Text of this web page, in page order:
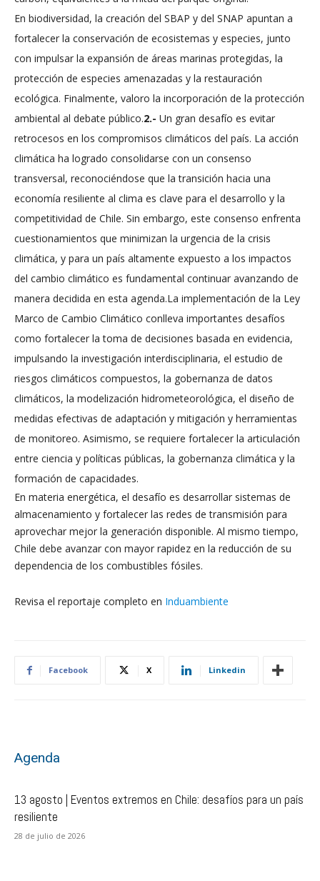
En biodiversidad, la creación del SBAP y del SNAP apuntan a
fortalecer la conservación de ecosistemas y especies, junto
con impulsar la expansión de áreas marinas protegidas, la
protección de especies amenazadas y la restauración
ecológica. Finalmente, valoro la incorporación de la protección
ambiental al debate público.2.- Un gran desafío es evitar
retrocesos en los compromisos climáticos del país. La acción
climática ha logrado consolidarse con un consenso
transversal, reconociéndose que la transición hacia una
economía resiliente al clima es clave para el desarrollo y la
competitividad de Chile. Sin embargo, este consenso enfrenta
cuestionamientos que minimizan la urgencia de la crisis
climática, y para un país altamente expuesto a los impactos
del cambio climático es fundamental continuar avanzando de
manera decidida en esta agenda.La implementación de la Ley
Marco de Cambio Climático conlleva importantes desafíos
como fortalecer la toma de decisiones basada en evidencia,
impulsando la investigación interdisciplinaria, el estudio de
riesgos climáticos compuestos, la gobernanza de datos
climáticos, la modelización hidrometeorológica, el diseño de
medidas efectivas de adaptación y mitigación y herramientas
de monitoreo. Asimismo, se requiere fortalecer la articulación
entre ciencia y políticas públicas, la gobernanza climática y la
formación de capacidades.
En materia energética, el desafío es desarrollar sistemas de
almacenamiento y fortalecer las redes de transmisión para
aprovechar mejor la generación disponible. Al mismo tiempo,
Chile debe avanzar con mayor rapidez en la reducción de su
dependencia de los combustibles fósiles.
Revisa el reportaje completo en Induambiente
Facebook X Linkedin
Agenda
13 agosto | Eventos extremos en Chile: desafíos para un país
resiliente
28 de julio de 2026